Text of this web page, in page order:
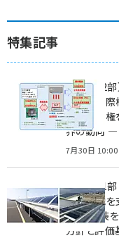
特集記事
特集【第2
電池の国
市場の覇権
界の動向 ―
7月30日 10:00
特集【第1
太陽電池を
ン ― 実装を
方針と評